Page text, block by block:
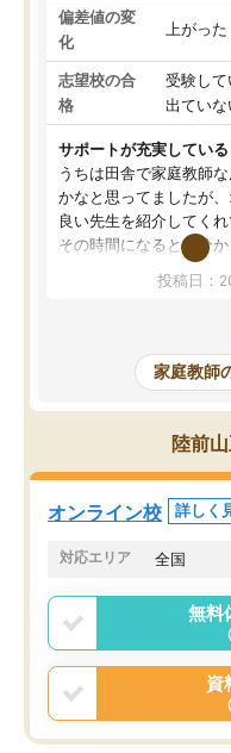
偏差値の変
化
上がった
志望校の合
格
受験し
出ていな
サポートが充実している
うちは田舎で家庭教師
かなと思ってましたが
良い先生を紹介してく
その時間になると自分
を開いてzoomを繋げる
た！5科目なんでもOK
めて1年ほどだった今で
科目が増えてきました
であるので無料の週末
がら頑張って欲しいと
投稿日：
家庭教師
陸前
オンライン校 詳しく
対応エリア 全国
無料
資